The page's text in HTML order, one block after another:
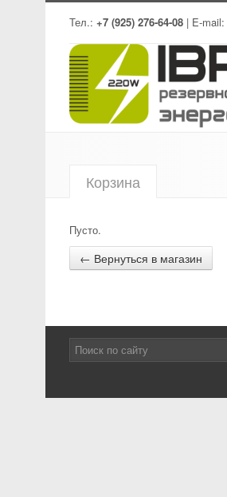
Тел.: +7 (925) 276-64-08 | E-mail:
Корзина
Пусто.
← Вернуться в магазин